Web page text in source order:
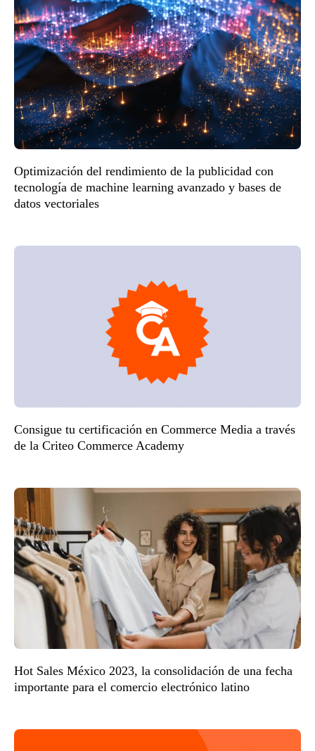
Optimización del rendimiento de la publicidad con
tecnología de machine learning avanzado y bases de
datos vectoriales
Consigue tu certificación en Commerce Media a través
de la Criteo Commerce Academy
Hot Sales México 2023, la consolidación de una fecha
importante para el comercio electrónico latino